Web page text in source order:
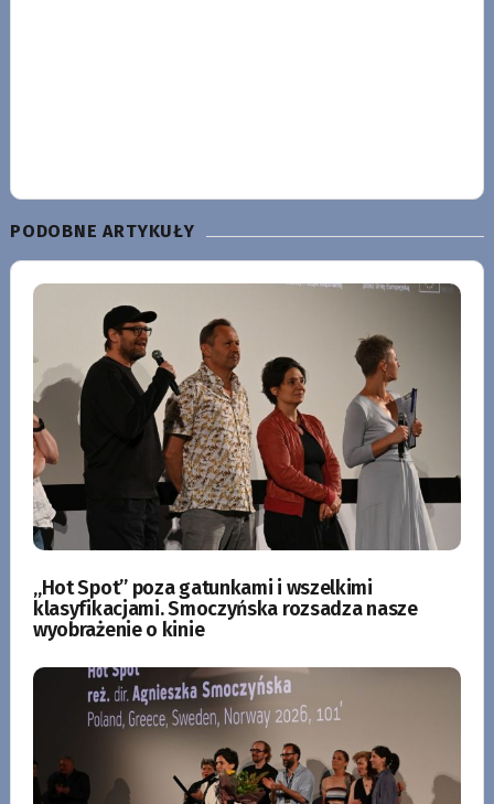
PODOBNE ARTYKUŁY
„Hot Spot” poza gatunkami i wszelkimi
klasyfikacjami. Smoczyńska rozsadza nasze
wyobrażenie o kinie